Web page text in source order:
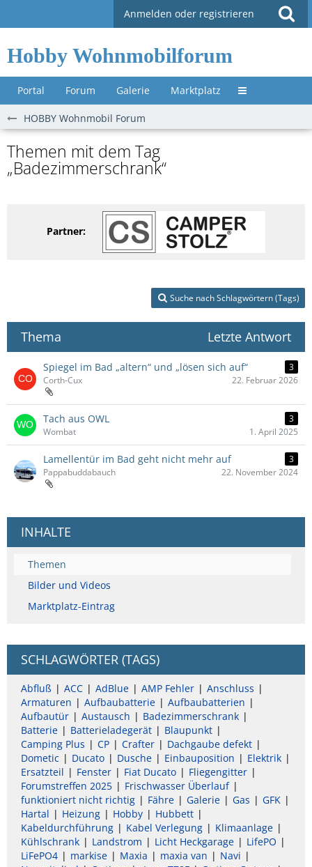
Anmelden oder registrieren
Hobby Wohnmobilforum
Portal Forum Galerie Marktplatz Untermenü »
HOBBY Wohnmobil Forum
Themen mit dem Tag
„Badezimmerschrank“
Partner:
Suche nach Schlagwörtern (Tags)
Thema Letzte Antwort
Spiegel im Bad „altern“ und „lösen sich auf“
3
Corth-Cux
22. Februar 2026
Tach aus OWL
3
Wombat
1. April 2025
Lamellentür im Bad geht nicht mehr auf
3
Pappabuddabauch
22. November 2024
INHALTE
Themen
Bilder und Videos
Marktplatz-Eintrag
SCHLAGWÖRTER (TAGS)
Abfluß ACC AdBlue AMP Fehler
Anschluss
Armaturen
Aufbaubatterie
Aufbaubatterien
Aufbautür
Austausch
Badezimmerschrank
Batterie
Batterieladegerät
Blaupunkt
Camping Plus
CP Crafter
Dachgaube defekt
Dometic
Ducato Dusche Einbauposition
Elektrik
Ersatzteil
Fenster Fiat Ducato
Fliegengitter
Forumstreffen 2025
Frischwasser Überlauf
funktioniert nicht richtig
Fähre Galerie Gas
GFK
Hartal
Heizung Hobby
Hubbett
Kabeldurchführung
Kabel Verlegung
Klimaanlage
Kühlschrank
Landstrom Licht Heckgarage
LifePO
LiFePO4
markise Maxia maxia van
Navi